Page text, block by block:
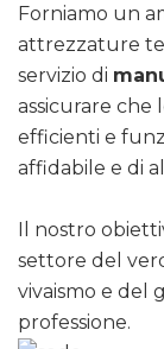
Forniamo un
attrezzature
servizio di
assicurare che
efficienti e
affidabile e di
Il nostro
settore del
vivaismo e del
professione.